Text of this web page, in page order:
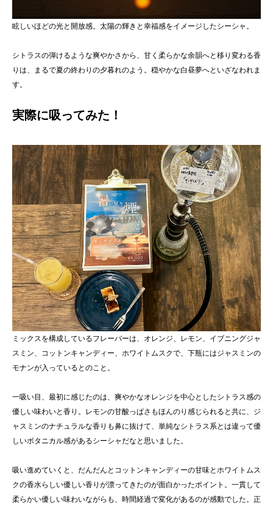
眩しいほどの光と開放感。太陽の輝きと幸福感をイメージしたシーシャ。
シトラスの弾けるような爽やかさから、甘く柔らかな余韻へと移り変わる香
りは、まるで夏の終わりの夕暮れのよう。穏やかな白昼夢へといざなわれま
す。
実際に吸ってみた！
ミックスを構成しているフレーバーは、オレンジ、レモン、イブニングジャ
スミン、コットンキャンディー、ホワイトムスクで、下瓶にはジャスミンの
モナンが入っているとのこと。
一吸い目、最初に感じたのは、爽やかなオレンジを中心としたシトラス感の
優しい味わいと香り。レモンの甘酸っぱさもほんのり感じられると共に、ジ
ャスミンのナチュラルな香りも鼻に抜けて、単純なシトラス系とは違って優
しいボタニカル感があるシーシャだなと思いました。
吸い進めていくと、だんだんとコットンキャンディーの甘味とホワイトムス
クの香水らしい優しい香りが漂ってきたのが面白かったポイント。一貫して
柔らかい優しい味わいながらも、時間経過で変化があるのが感動でした。正